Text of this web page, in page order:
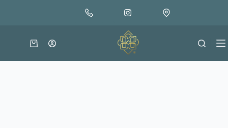
عربة